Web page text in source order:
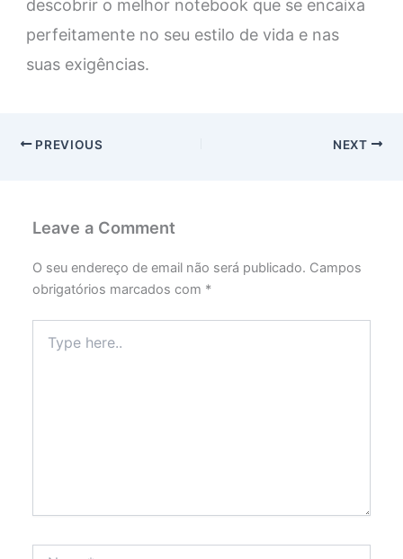
descobrir o melhor notebook que se encaixa
perfeitamente no seu estilo de vida e nas
suas exigências.
PREVIOUS NEXT
Leave a Comment
O seu endereço de email não será publicado. Campos
obrigatórios marcados com *
here..